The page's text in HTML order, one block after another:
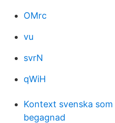
OMrc
vu
svrN
qWiH
Kontext svenska som
begagnad